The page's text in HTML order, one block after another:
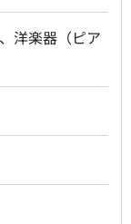
洋楽器（ピア